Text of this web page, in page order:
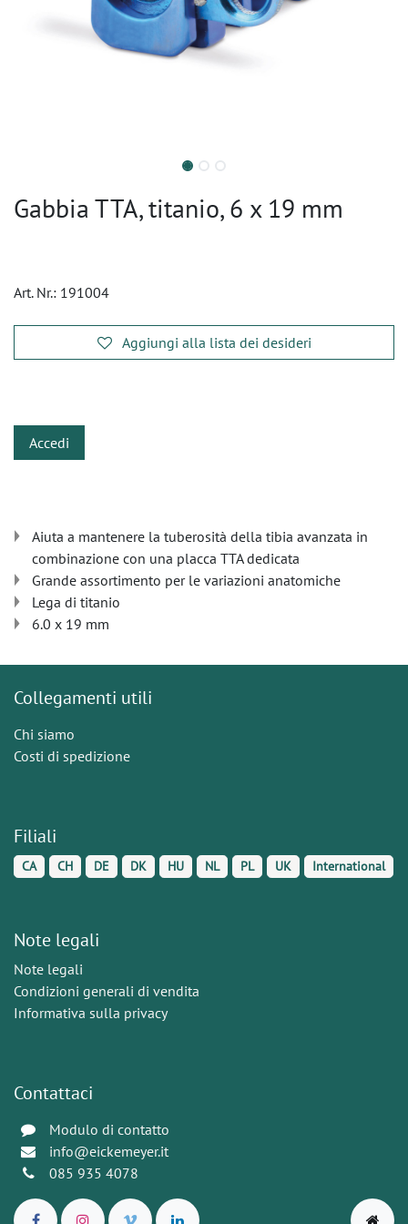
Gabbia TTA, titanio, 6 x 19 mm
Art. Nr.: 191004
Aggiungi alla lista dei desideri
Accedi
Aiuta a mantenere la tuberosità della tibia avanzata in
combinazione con una placca TTA dedicata
Grande assortimento per le variazioni anatomiche
Lega di titanio
6.0 x 19 mm
Collegamenti utili
Chi siamo
Costi di spedizione
Filiali
CA CH DE DK HU NL PL UK International
Note legali
Note legali
Condizioni generali di vendita
Informativa sulla privacy
Contattaci
Modulo di contatto
info@eickemeyer.it
085 935 4078